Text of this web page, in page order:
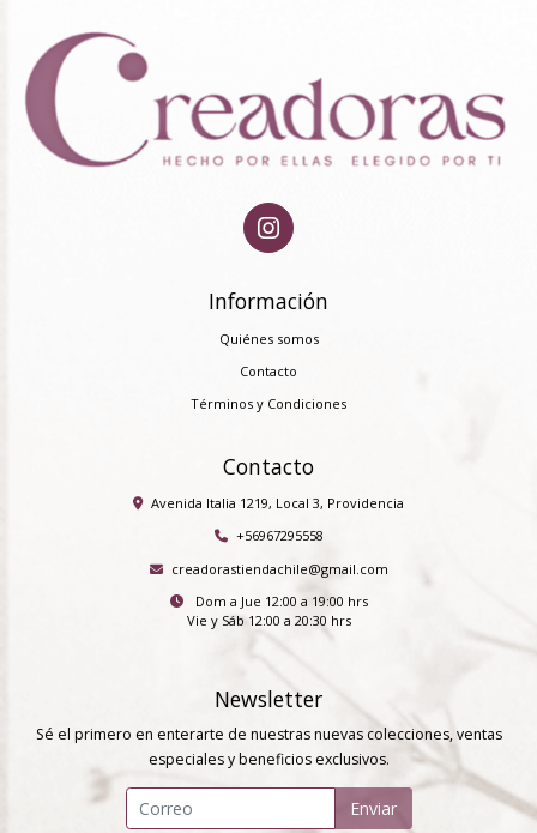
Información
Quiénes somos
Contacto
Términos y Condiciones
Contacto
Avenida Italia 1219, Local 3, Providencia
+56967295558
creadorastiendachile@gmail.com
Dom a Jue 12:00 a 19:00 hrs
Vie y Sáb 12:00 a 20:30 hrs
Newsletter
Sé el primero en enterarte de nuestras nuevas colecciones, ventas
especiales y beneficios exclusivos.
Enviar